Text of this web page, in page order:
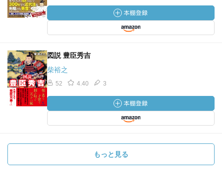
図説 豊臣秀吉
柴裕之
52 4.40 3
もっと見る